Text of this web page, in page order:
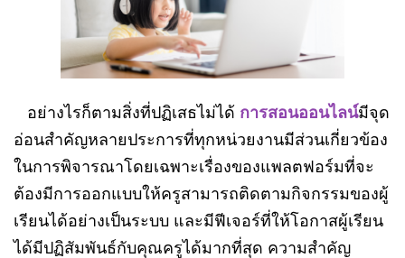
อย่างไรก็ตามสิ่งที่ปฏิเสธไม่ได้ การสอนออนไลน์มีจุด
อ่อนสำคัญหลายประการที่ทุกหน่วยงานมีส่วนเกี่ยวข้อง
ในการพิจารณาโดยเฉพาะเรื่องของแพลตฟอร์มที่จะ
ต้องมีการออกแบบให้ครูสามารถติดตามกิจกรรมของผู้
เรียนได้อย่างเป็นระบบ และมีฟีเจอร์ที่ให้โอกาสผู้เรียน
ได้มีปฏิสัมพันธ์กับคุณครูได้มากที่สุด ความสำคัญ